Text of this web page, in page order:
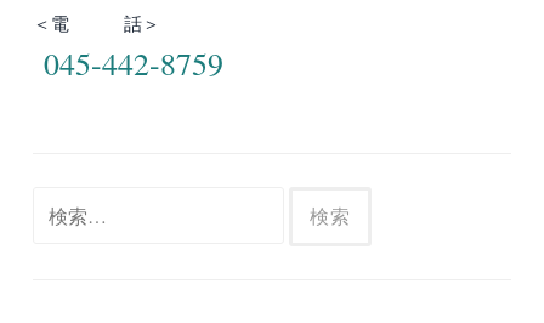
＜電 話＞
045-442-8759